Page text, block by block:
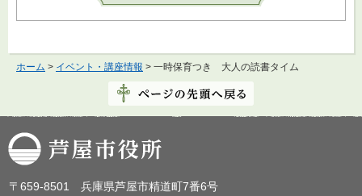
ホーム > イベント・講座情報 > 一時保育つき 大人の読書タイム
芦屋市役所
〒659-8501 兵庫県芦屋市精道町7番6号